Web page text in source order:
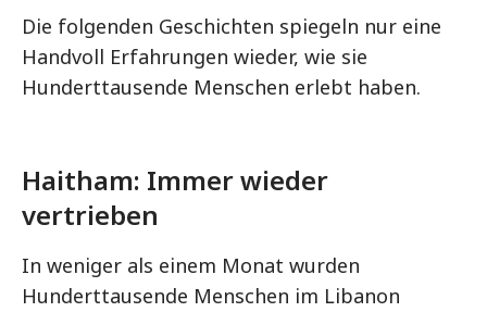
Die folgenden Geschichten spiegeln nur eine
Handvoll Erfahrungen wieder, wie sie
Hunderttausende Menschen erlebt haben.
Haitham: Immer wieder
vertrieben
In weniger als einem Monat wurden
Hunderttausende Menschen im Libanon